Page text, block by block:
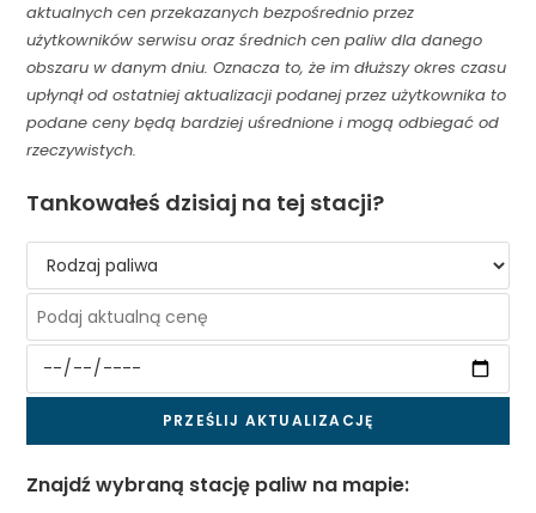
aktualnych cen przekazanych bezpośrednio przez
użytkowników serwisu oraz średnich cen paliw dla danego
obszaru w danym dniu. Oznacza to, że im dłuższy okres czasu
upłynął od ostatniej aktualizacji podanej przez użytkownika to
podane ceny będą bardziej uśrednione i mogą odbiegać od
rzeczywistych.
Tankowałeś dzisiaj na tej stacji?
Znajdź wybraną stację paliw na mapie: